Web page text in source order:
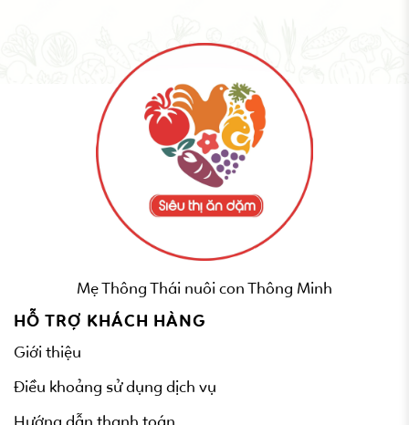
Mẹ Thông Thái nuôi con Thông Minh
HỖ TRỢ KHÁCH HÀNG
Giới thiệu
Điều khoảng sử dụng dịch vụ